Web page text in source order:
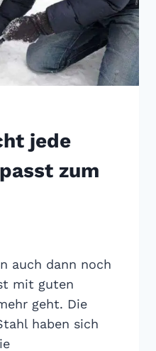
jede
zum
auch dann noch
mit guten
geht. Die
haben sich